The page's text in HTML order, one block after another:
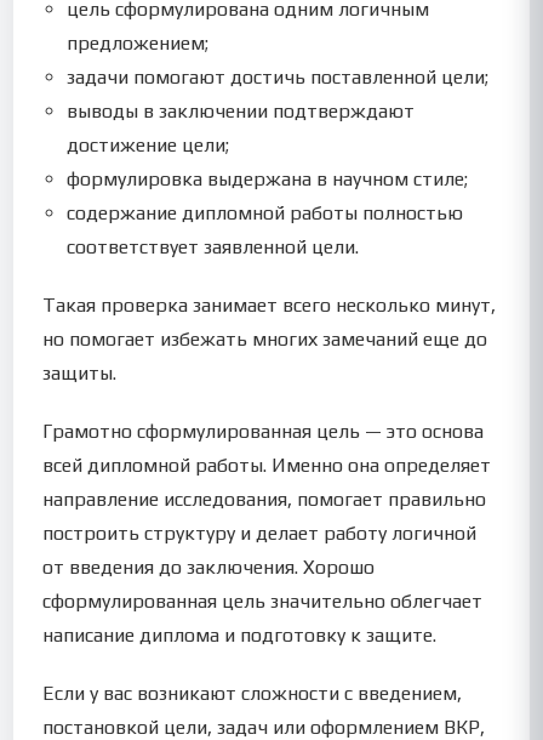
цель сформулирована одним логичным
предложением;
задачи помогают достичь поставленной цели;
выводы в заключении подтверждают
достижение цели;
формулировка выдержана в научном стиле;
содержание дипломной работы полностью
соответствует заявленной цели.
Такая проверка занимает всего несколько минут,
но помогает избежать многих замечаний еще до
защиты.
Грамотно сформулированная цель — это основа
всей дипломной работы. Именно она определяет
направление исследования, помогает правильно
построить структуру и делает работу логичной
от введения до заключения. Хорошо
сформулированная цель значительно облегчает
написание диплома и подготовку к защите.
Если у вас возникают сложности с введением,
постановкой цели, задач или оформлением ВКР,